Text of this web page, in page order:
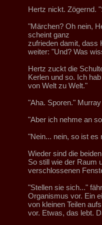
Hertz nickt. Zögernd.
"Märchen? Oh nein,
scheint ganz
zufrieden damit, dass
weiter: "Und? Was
Hertz zuckt die
Kerlen und so. Ich
von Welt zu Welt."
"Aha. Sporen."
"Aber ich nehme an
"Nein... nein, so ist es
Wieder sind die
So still wie der Raum
verschlossenen
"Stellen sie sich..."
Organismus vor. Ein
von kleinen Teilen
vor. Etwas, das lebt.